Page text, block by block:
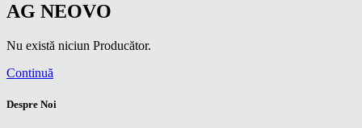
AG NEOVO
Nu există niciun Producător.
Continuă
Despre Noi